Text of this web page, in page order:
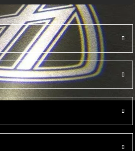
ürün açıklamalarında ve diğer
noktaları öneri formunu kullanarak
ederiz.
veya görüntülenemiyor.
bilgiler bulunuyor.
bulunuyor.
daha pahalı.
olmalı.